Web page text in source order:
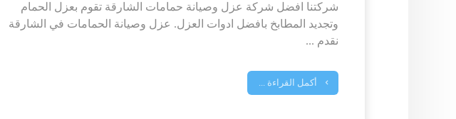
شركتنا افضل شركة عزل وصيانة حمامات الشارقة تقوم بعزل الحمام
وتجديد المطابخ بافضل ادوات العزل. عزل وصيانة الحمامات في الشارقة
نقدم ...
أكمل القراءة ...